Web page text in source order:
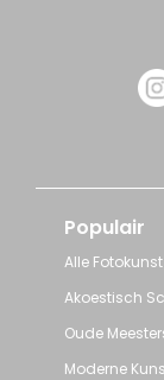
Populair
Alle Fotokunst
Akoestisch
Oude
Moderne